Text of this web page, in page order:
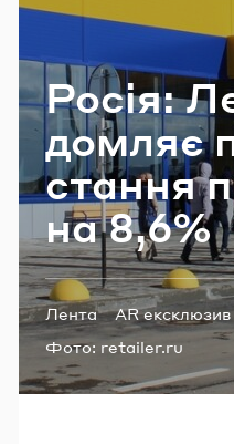
Росія:
дом­ляє
ста­н­ня
на 8,6%
Теги:
Лента
AR ексклюзив
Фото: retailer.ru
Email
Пароль